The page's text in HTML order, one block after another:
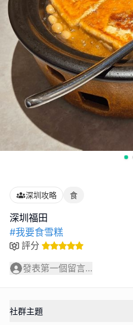
深圳攻略 食
#我要食雪糕
評分
發表第一個留言...
社群主題